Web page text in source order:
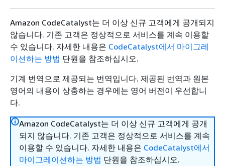
Amazon CodeCatalyst는 더 이상 신규 고객에게 공개되지
않습니다. 기존 고객은 정상적으로 서비스를 계속 이용할
수 있습니다. 자세한 내용은 CodeCatalyst에서 마이그레
이션하는 방법 단원을 참조하십시오.
기계 번역으로 제공되는 번역입니다. 제공된 번역과 원본
영어의 내용이 상충하는 경우에는 영어 버전이 우선합니
다.
Amazon CodeCatalyst는 더 이상 신규 고객에게 공개
되지 않습니다. 기존 고객은 정상적으로 서비스를 계속
이용할 수 있습니다. 자세한 내용은 CodeCatalyst에서
마이그레이션하는 방법 단원을 참조하십시오.